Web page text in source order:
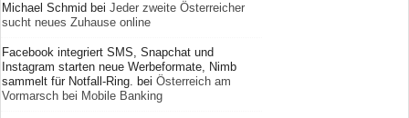
Michael Schmid bei Jeder zweite Österreicher
sucht neues Zuhause online
Facebook integriert SMS, Snapchat und
Instagram starten neue Werbeformate, Nimb
sammelt für Notfall-Ring. bei Österreich am
Vormarsch bei Mobile Banking